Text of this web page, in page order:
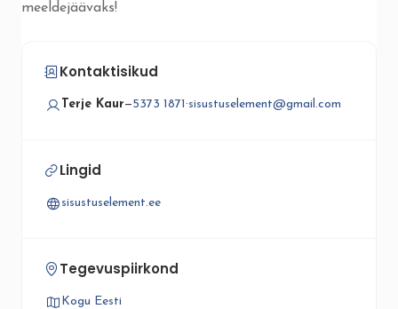
meeldejäävaks!
Kontaktisikud
Terje Kaur—5373 1871 ·sisustuselement@gmail.com
Lingid
sisustuselement.ee
Tegevuspiirkond
Kogu Eesti